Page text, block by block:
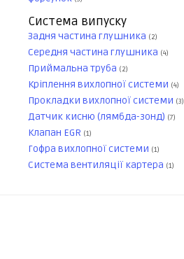
Система випуску
Задня частина глушника (2)
Середня частина глушника (4)
Приймальна труба (2)
Кріплення вихлопної системи (4)
Прокладки вихлопної системи (3)
Датчик кисню (лямбда-зонд) (7)
Клапан EGR (1)
Гофра вихлопної системи (1)
Система вентиляції картера (1)